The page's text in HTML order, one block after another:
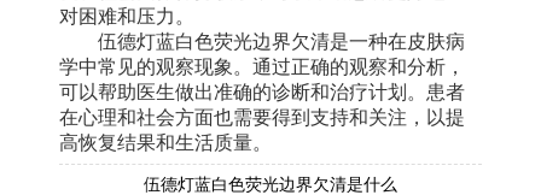
对困难和压力。
伍德灯蓝白色荧光边界欠清是一种在皮肤病
学中常见的观察现象。通过正确的观察和分析，
可以帮助医生做出准确的诊断和治疗计划。患者
在心理和社会方面也需要得到支持和关注，以提
高恢复结果和生活质量。
伍德灯蓝白色荧光边界欠清是什么